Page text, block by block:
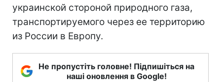
украинской стороной природного газа,
транспортируемого через ее территорию
из России в Европу.
Не пропустіть головне! Підпишіться на
наші оновлення в Google!